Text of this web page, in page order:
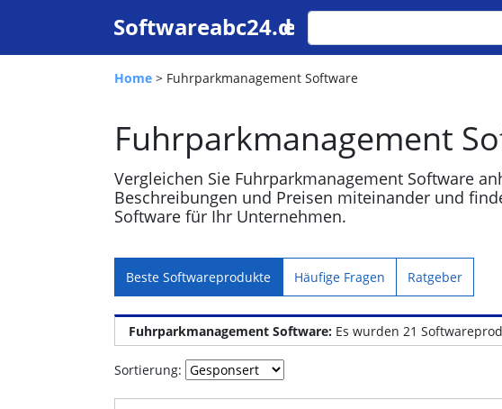
Home > Fuhrparkmanagement Software
Fuhrparkmanagement
Vergleichen Sie Fuhrparkmanagement Software
Beschreibungen und Preisen miteinander und
Software für Ihr Unternehmen.
Beste Softwareprodukte Häufige Fragen Ratgeber
Fuhrparkmanagement Software: Es wurden 21
Sortierung: